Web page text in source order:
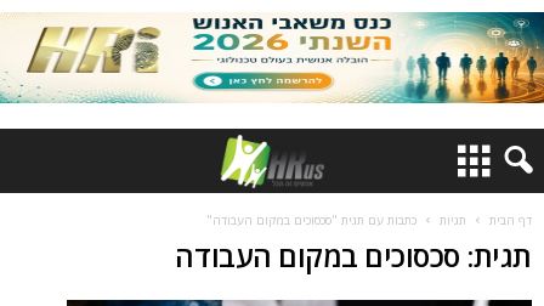
דף הבית תגיות כתבות עם תגית "סכסוכים במקום העבודה"
תגית: סכסוכים במקום העבודה